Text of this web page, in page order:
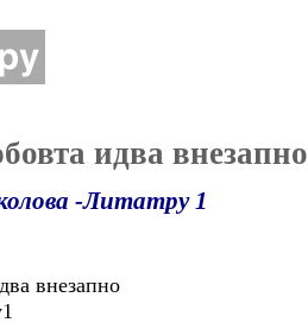
идва внезапно
-Литатру 1
внезапно